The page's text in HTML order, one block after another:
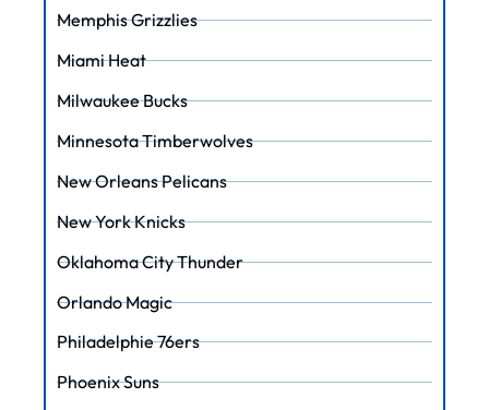
Memphis Grizzlies
Miami Heat
Milwaukee Bucks
Minnesota Timberwolves
New Orleans Pelicans
New York Knicks
Oklahoma City Thunder
Orlando Magic
Philadelphie 76ers
Phoenix Suns